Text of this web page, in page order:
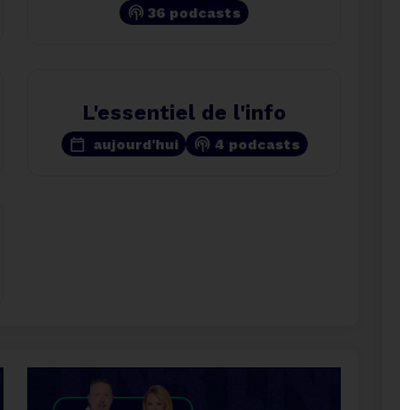
podcasts 36 podcasts
L'essentiel de l'info
calendar_today aujourd'hui podcasts 4 podcasts